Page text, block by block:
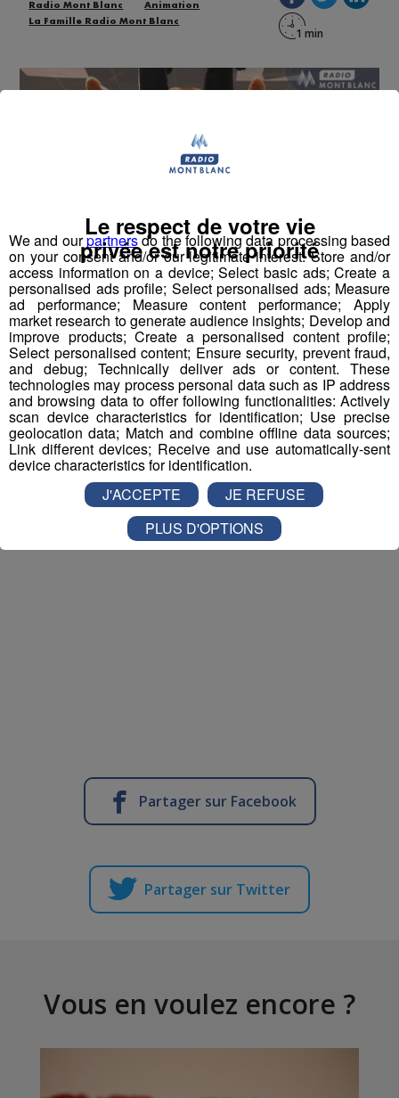
Radio Mont Blanc
Animation
La Famille Radio Mont Blanc
"Je suis là pour vous accueillir dès votre arrivée à la
patinoire, et pour vous divertir pendant les tiers-temps."
Chamy Les Pionniersa hâte de vous retrouver ce soir-
20h
Patinoire Richard Bozon.
Il était l'invité de "La Famille Radio MOnt Blanc avec
Romain Bruneau.
Partager sur Facebook
Partager sur Twitter
Vous en voulez encore ?
We and ourpartnersdo the following data processing based
on your consent and/or our legitimate interest: Store and/or
access information on a device; Select basic ads; Create a
personalised ads profile; Select personalised ads; Measure
ad performance; Measure content performance; Apply
market research to generate audience insights; Develop and
improve products; Create a personalised content profile;
Select personalised content; Ensure security, prevent fraud,
and debug; Technically deliver ads or content. These
technologies may process personal data such as IP address
and browsing data to offer following functionalities: Actively
scan device characteristics for identification; Use precise
geolocation data; Match and combine offline data sources;
Link different devices; Receive and use automatically-sent
device characteristics for identification.
Le respect de votre vie
privée est notre priorité
J'ACCEPTE
JE REFUSE
PLUS D'OPTIONS